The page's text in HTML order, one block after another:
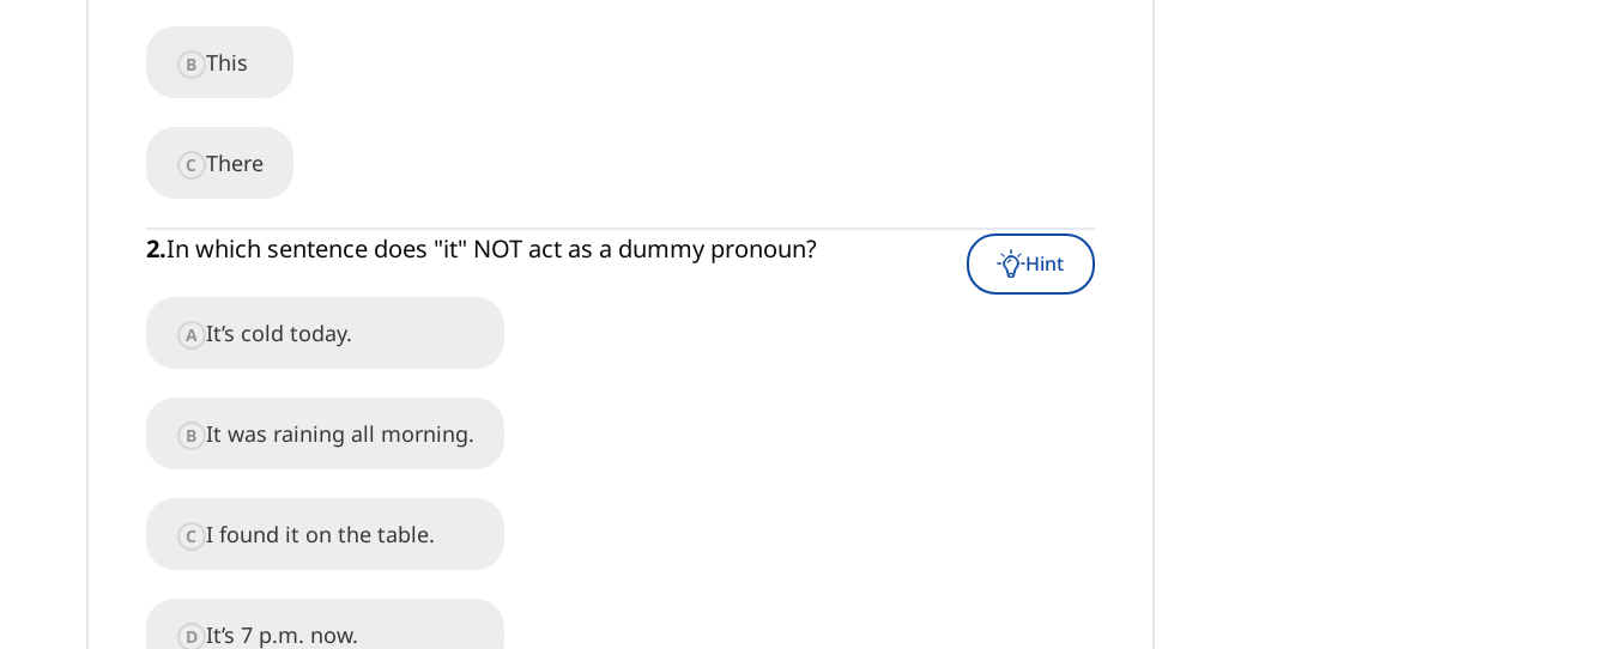
B This
C There
2.In which sentence does "it" NOT act as a dummy pronoun? Hint
A It’s cold today.
B It was raining all morning.
C I found it on the table.
D It’s 7 p.m. now.